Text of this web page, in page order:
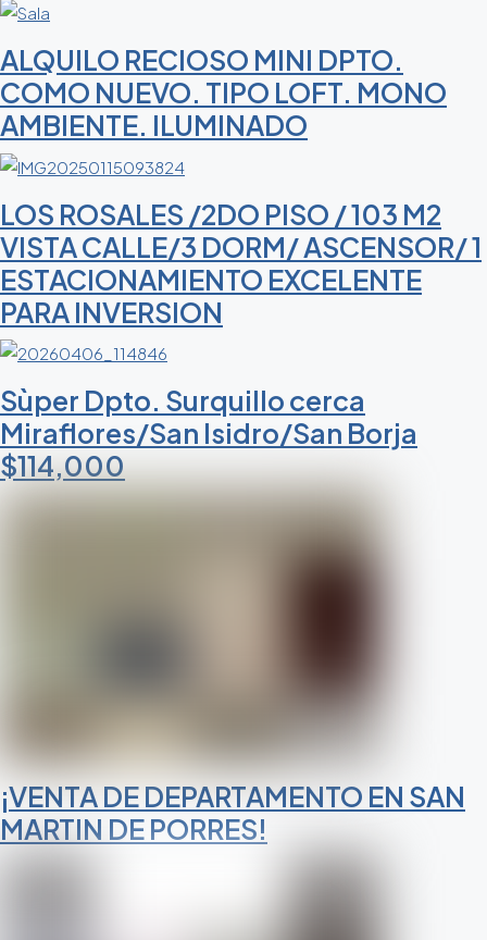
ALQUILO RECIOSO MINI DPTO.
COMO NUEVO. TIPO LOFT. MONO
AMBIENTE. ILUMINADO
LOS ROSALES /2DO PISO / 103 M2
VISTA CALLE/3 DORM/ ASCENSOR/ 1
ESTACIONAMIENTO EXCELENTE
PARA INVERSION
Sùper Dpto. Surquillo cerca
Miraflores/San Isidro/San Borja
$114,000
¡VENTA DE DEPARTAMENTO EN SAN
MARTIN DE PORRES!